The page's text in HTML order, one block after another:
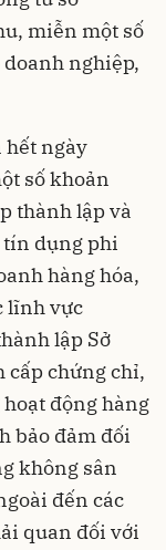
miễn một số
nghiệp,
hết ngày
số khoản
thành lập và
tín dụng phi
hàng hóa,
lĩnh vực
lập Sở
cấp chứng chỉ,
động hàng
bảo đảm đối
không sân
đến các
quan đối với